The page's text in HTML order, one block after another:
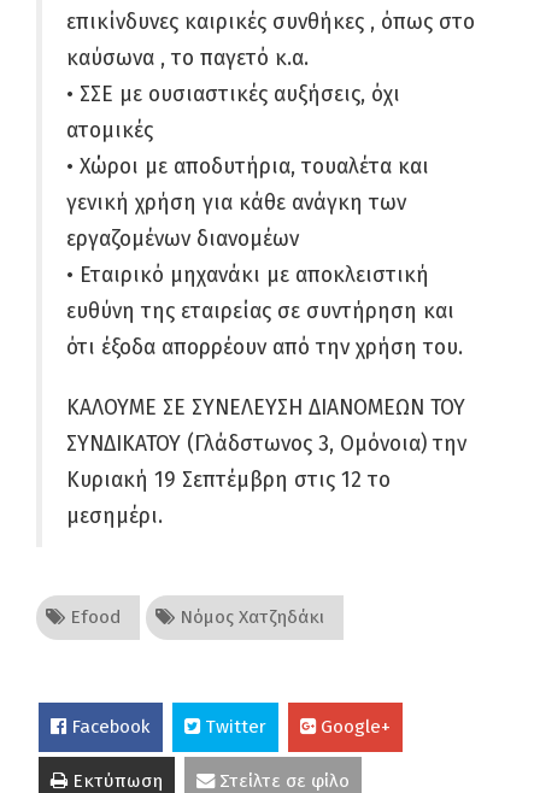
επικίνδυνες καιρικές συνθήκες , όπως στο
καύσωνα , το παγετό κ.α.
• ΣΣΕ με ουσιαστικές αυξήσεις, όχι
ατομικές
• Χώροι με αποδυτήρια, τουαλέτα και
γενική χρήση για κάθε ανάγκη των
εργαζομένων διανομέων
• Εταιρικό μηχανάκι με αποκλειστική
ευθύνη της εταιρείας σε συντήρηση και
ότι έξοδα απορρέουν από την χρήση του.
ΚΑΛΟΥΜΕ ΣΕ ΣΥΝΕΛΕΥΣΗ ΔΙΑΝΟΜΕΩΝ ΤΟΥ
ΣΥΝΔΙΚΑΤΟΥ (Γλάδστωνος 3, Ομόνοια) την
Κυριακή 19 Σεπτέμβρη στις 12 το
μεσημέρι.
Efood Νόμος Χατζηδάκι
Facebook Twitter Google+
Εκτύπωση Στείλτε σε φίλο